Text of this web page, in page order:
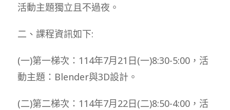
活動主題獨立且不過夜。
二、課程資訊如下:
(一)第一梯次：114年7月21日(一)8:30-5:00，活
動主題：Blender與3D設計。
(二)第二梯次：114年7月22日(二)8:50-4:00，活